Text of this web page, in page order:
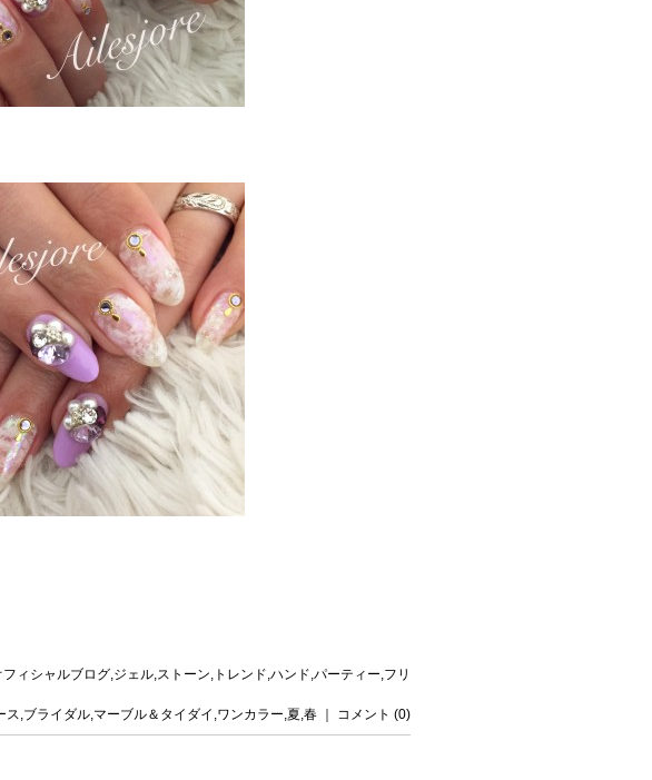
ィシャルブログ,ジェル,ストーン, トレンド,ハンド,パーティー,フリ
ス,ブライダル,マーブル＆タイダイ ,ワンカラー,夏,春 コメント (0)